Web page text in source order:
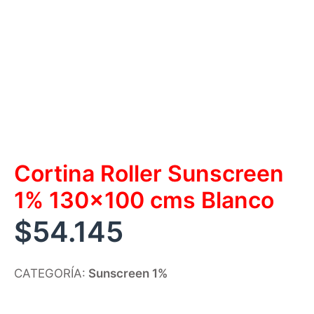
Cortina Roller Sunscreen
1% 130×100 cms Blanco
$54.145
CATEGORÍA: Sunscreen 1%